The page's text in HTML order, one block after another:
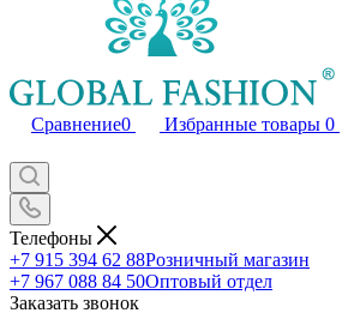
Сравнение0 Избранные товары 0
Телефоны
+7 915 394 62 88Розничный магазин
+7 967 088 84 50Оптовый отдел
Заказать звонок